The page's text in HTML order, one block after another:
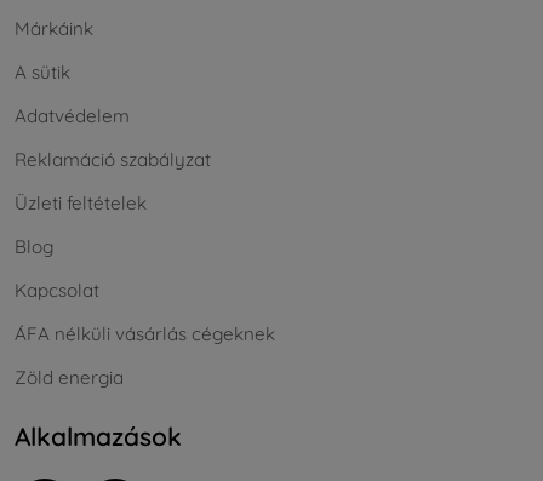
Márkáink
A sütik
Adatvédelem
Reklamáció szabályzat
Üzleti feltételek
Blog
Kapcsolat
ÁFA nélküli vásárlás cégeknek
Zöld energia
Alkalmazások